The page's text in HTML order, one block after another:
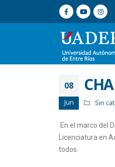
08
Jun Sin
En el marco del
Licenciatura en
todos.